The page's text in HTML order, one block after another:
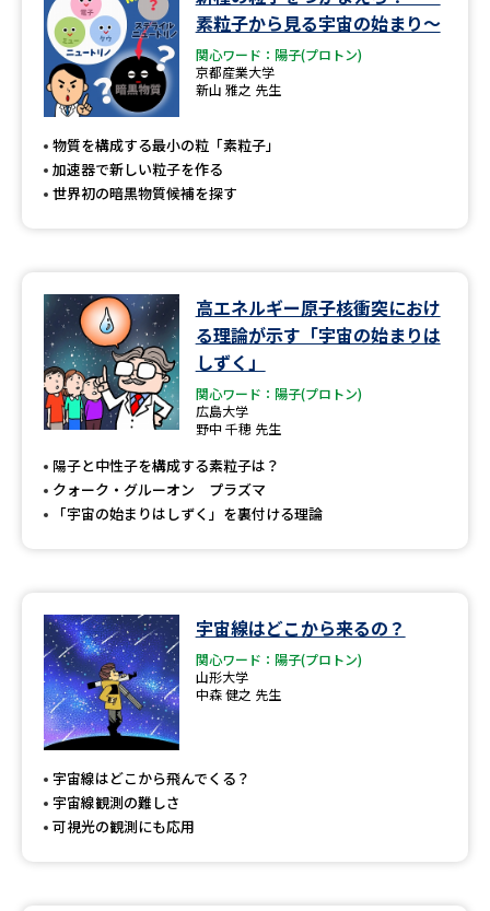
デジタルパンフレット
新学年スタート号特集ページ
（高3生用）
新学年スタート号特集ページ
SELFBRAND特集ページ
来場型・Web型イベント特集 夢ナビライブ
受験準備
志望校・出願校を調べる
先輩が入学を決めた理由 テレメール全国一斉進学調査
新生活お役立ちガイド
学問発見
素粒子から見る宇宙の始まり〜
関心ワード：陽子(プロトン)
京都産業大学
新山 雅之 先生
物質を構成する最小の粒「素粒子」
加速器で新しい粒子を作る
世界初の暗黒物質候補を探す
高エネルギー原子核衝突におけ
る理論が示す「宇宙の始まりは
しずく」
関心ワード：陽子(プロトン)
広島大学
野中 千穂 先生
陽子と中性子を構成する素粒子は？
クォーク・グルーオン プラズマ
「宇宙の始まりはしずく」を裏付ける理論
宇宙線はどこから来るの？
関心ワード：陽子(プロトン)
山形大学
中森 健之 先生
宇宙線はどこから飛んでくる？
宇宙線観測の難しさ
可視光の観測にも応用